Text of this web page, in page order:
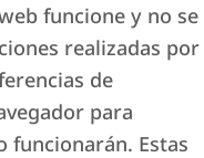
funcione y no se
realizadas por
de
para
funcionarán. Estas